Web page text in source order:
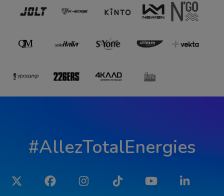
#AllezTotalEnergies
Twitter Facebook Instagram Tiktok YouTube LinkedIn